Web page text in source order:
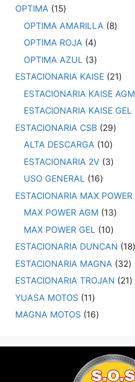
OPTIMA
15
OPTIMA AMARILLA
8
OPTIMA ROJA
4
OPTIMA AZUL
3
ESTACIONARIA KAISE
21
ESTACIONARIA KAISE AGM
ESTACIONARIA KAISE GEL
ESTACIONARIA CSB
29
ALTA DESCARGA
10
ESTACIONARIA 2V
3
USO GENERAL
16
ESTACIONARIA MAX POWER
MAX POWER AGM
13
MAX POWER GEL
10
ESTACIONARIA DUNCAN
18
ESTACIONARIA MAGNA
32
ESTACIONARIA TROJAN
21
YUASA MOTOS
11
MAGNA MOTOS
16